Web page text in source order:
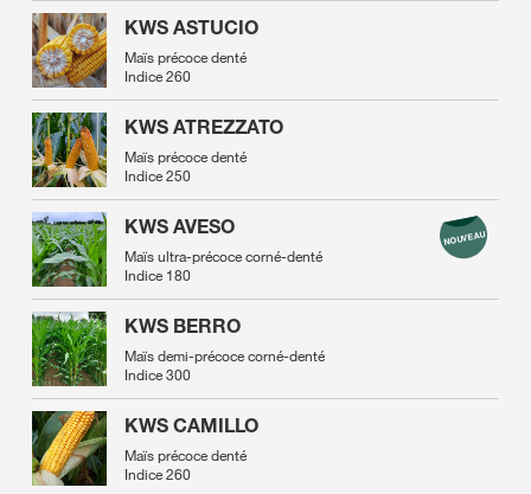
KWS ASTUCIO
Maïs précoce denté
Indice 260
KWS ATREZZATO
Maïs précoce denté
Indice 250
KWS AVESO
Maïs ultra-précoce corné-denté
Indice 180
KWS BERRO
Maïs demi-précoce corné-denté
Indice 300
KWS CAMILLO
Maïs précoce denté
Indice 260